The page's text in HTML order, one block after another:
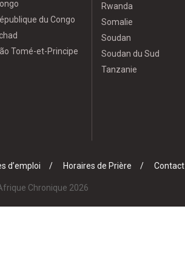
du Congo
Tomé-et-Principe
Rwanda
Somalie
Soudan
Soudan du Sud
Tanzanie
d’emploi Horaires de Prière Contact
Chronique 2026